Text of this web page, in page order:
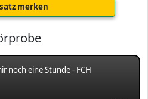
merken
noch eine Stunde - FCH